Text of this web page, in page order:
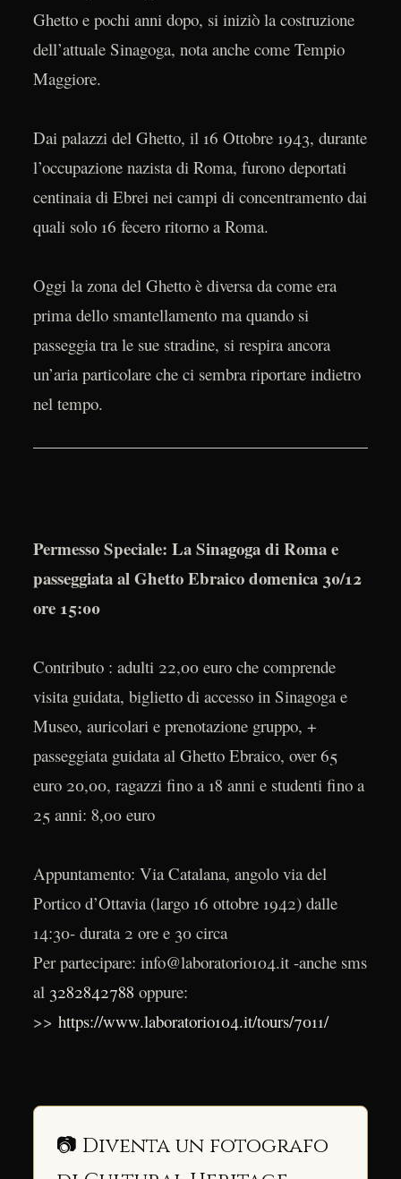
Ghetto e pochi anni dopo, si iniziò la costruzione
dell’attuale Sinagoga, nota anche come Tempio
Maggiore.
Dai palazzi del Ghetto, il 16 Ottobre 1943, durante
l’occupazione nazista di Roma, furono deportati
centinaia di Ebrei nei campi di concentramento dai
quali solo 16 fecero ritorno a Roma.
Oggi la zona del Ghetto è diversa da come era
prima dello smantellamento ma quando si
passeggia tra le sue stradine, si respira ancora
un’aria particolare che ci sembra riportare indietro
nel tempo.
Permesso Speciale: La Sinagoga di Roma e
passeggiata al Ghetto Ebraico domenica 30/12
ore 15:00
Contributo : adulti 22,00 euro che comprende
visita guidata, biglietto di accesso in Sinagoga e
Museo, auricolari e prenotazione gruppo, +
passeggiata guidata al Ghetto Ebraico, over 65
euro 20,00, ragazzi fino a 18 anni e studenti fino a
25 anni: 8,00 euro
Appuntamento: Via Catalana, angolo via del
Portico d’Ottavia (largo 16 ottobre 1942) dalle
14:30- durata 2 ore e 30 circa
Per partecipare: info@laboratorio104.it -anche sms
al 3282842788 oppure:
>> https://www.laboratorio104.it/tours/7011/
📷 Diventa un fotografo